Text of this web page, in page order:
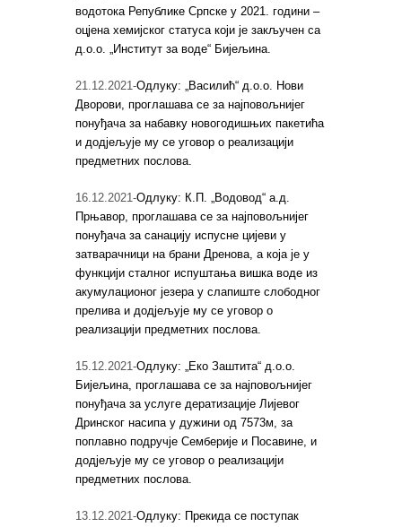
водотока Републике Српске у 2021. години –
оцјена хемијског статуса који је закључен са
д.о.о. „Институт за воде“ Бијељина.
21.12.2021-Одлуку: „Василић“ д.о.о. Нови
Дворови, проглашава се за најповољнијег
понуђача за набавку новогодишњих пакетића
и додјељује му се уговор о реализацији
предметних послова.
16.12.2021-Одлуку: К.П. „Водовод“ а.д.
Прњавор, проглашава се за најповољнијег
понуђача за санацију испусне цијеви у
затварачници на брани Дренова, а која је у
функцији сталног испуштања вишка воде из
акумулационог језера у слапиште слободног
прелива и додјељује му се уговор о
реализацији предметних послова.
15.12.2021-Одлуку: „Еко Заштита“ д.о.о.
Бијељина, проглашава се за најповољнијег
понуђача за услуге дератизације Лијевог
Дринског насипа у дужини од 7573м, за
поплавно подручје Семберије и Посавине, и
додјељује му се уговор о реализацији
предметних послова.
13.12.2021-Одлуку: Прекида се поступак